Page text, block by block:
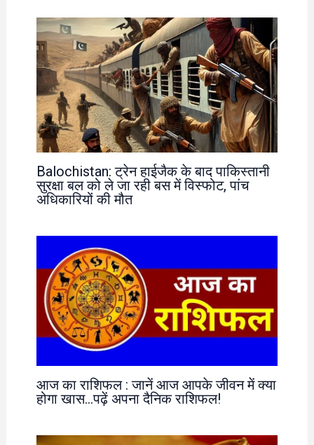
Balochistan: ट्रेन हाईजैक के बाद पाकिस्तानी
सुरक्षा बल को ले जा रही बस में विस्फोट, पांच
अधिकारियों की मौत
आज का राशिफल : जानें आज आपके जीवन में क्या
होगा खास…पढ़ें अपना दैनिक राशिफल!